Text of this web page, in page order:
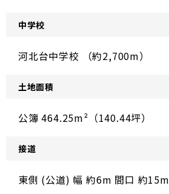
中学校
河北台中学校 （約2,700m）
土地面積
公簿 464.25m²（140.44坪）
接道
東側 (公道) 幅 約6m 間口 約15m